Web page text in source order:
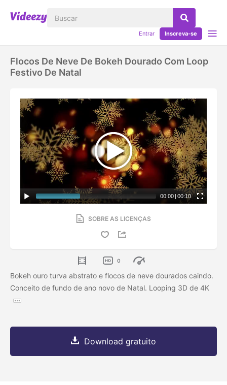
Entrar Inscreva-se
Flocos De Neve De Bokeh Dourado Com Loop
Festivo De Natal
00:00 | 00:10
SOBRE AS LICENÇAS
0
Bokeh ouro turva abstrato e flocos de neve dourados caindo.
Conceito de fundo de ano novo de Natal. Looping 3D de 4K
Download gratuito